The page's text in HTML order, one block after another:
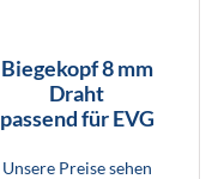
Biegekopf 8 mm
Draht
passend für EVG
Unsere Preise sehen